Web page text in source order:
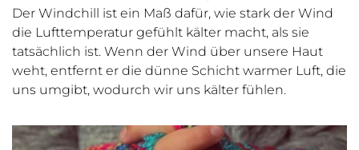
Der Windchill ist ein Maß dafür, wie stark der Wind
die Lufttemperatur gefühlt kälter macht, als sie
tatsächlich ist. Wenn der Wind über unsere Haut
weht, entfernt er die dünne Schicht warmer Luft, die
uns umgibt, wodurch wir uns kälter fühlen.